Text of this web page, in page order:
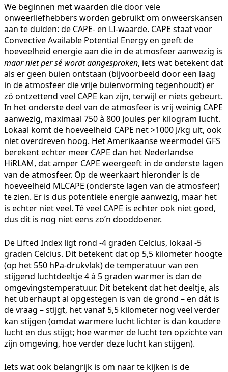
We beginnen met waarden die door vele
onweerliefhebbers worden gebruikt om onweerskansen
aan te duiden: de CAPE- en LI-waarde. CAPE staat voor
Convective Available Potential Energy en geeft de
hoeveelheid energie aan die in de atmosfeer aanwezig is
maar niet per sé wordt aangesproken, iets wat betekent dat
als er geen buien ontstaan (bijvoorbeeld door een laag
in de atmosfeer die vrije buienvorming tegenhoudt) er
zó ontzettend veel CAPE kan zijn, terwijl er niets gebeurt.
In het onderste deel van de atmosfeer is vrij weinig CAPE
aanwezig, maximaal 750 à 800 Joules per kilogram lucht.
Lokaal komt de hoeveelheid CAPE net >1000 J/kg uit, ook
niet overdreven hoog. Het Amerikaanse weermodel GFS
berekent echter meer CAPE dan het Nederlandse
HiRLAM, dat amper CAPE weergeeft in de onderste lagen
van de atmosfeer. Op de weerkaart hieronder is de
hoeveelheid MLCAPE (onderste lagen van de atmosfeer)
te zien. Er is dus potentiële energie aanwezig, maar het
is echter niet veel. Té veel CAPE is echter ook niet goed,
dus dit is nog niet eens zo’n dooddoener.
De Lifted Index ligt rond -4 graden Celcius, lokaal -5
graden Celcius. Dit betekent dat op 5,5 kilometer hoogte
(op het 550 hPa-drukvlak) de temperatuur van een
stijgend luchtdeeltje 4 à 5 graden warmer is dan de
omgevingstemperatuur. Dit betekent dat het deeltje, als
het überhaupt al opgestegen is van de grond – en dát is
de vraag – stijgt, het vanaf 5,5 kilometer nog veel verder
kan stijgen (omdat warmere lucht lichter is dan koudere
lucht en dus stijgt; hoe warmer de lucht ten opzichte van
zijn omgeving, hoe verder deze lucht kan stijgen).
Iets wat ook belangrijk is om naar te kijken is de